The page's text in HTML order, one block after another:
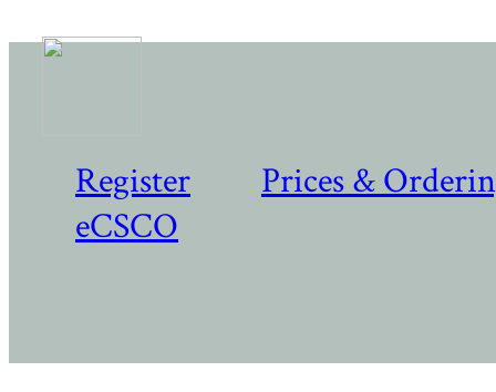
Register
Prices &
eCSCO